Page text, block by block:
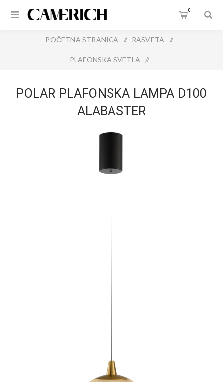
0
POČETNA STRANICA / RASVETA /
PLAFONSKA SVETLA /
POLAR PLAFONSKA LAMPA D100
ALABASTER